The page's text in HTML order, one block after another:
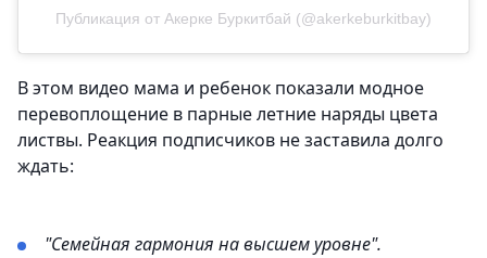
Публикация от Акерке Буркитбай (@akerkeburkitbay)
В этом видео мама и ребенок показали модное
перевоплощение в парные летние наряды цвета
листвы. Реакция подписчиков не заставила долго
ждать:
"Семейная гармония на высшем уровне".